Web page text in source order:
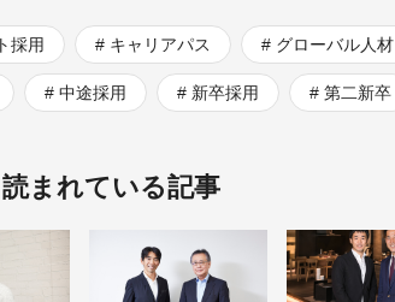
採用 キャリアパス グローバル人材
中途採用 新卒採用 第二新卒
まれている記事